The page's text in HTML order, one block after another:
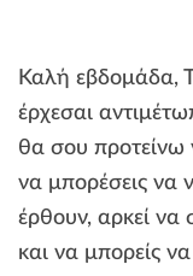
Καλή εβδομάδα,
έρχεσαι
θα σου προτείνω
να μπορέσεις να
έρθουν, αρκεί να
και να μπορείς